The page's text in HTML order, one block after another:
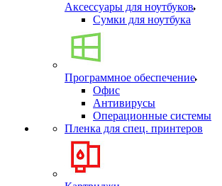
Аксессуары для ноутбуков
Сумки для ноутбука
Программное обеспечение
Офис
Антивирусы
Операционные системы
Пленка для спец. принтеров